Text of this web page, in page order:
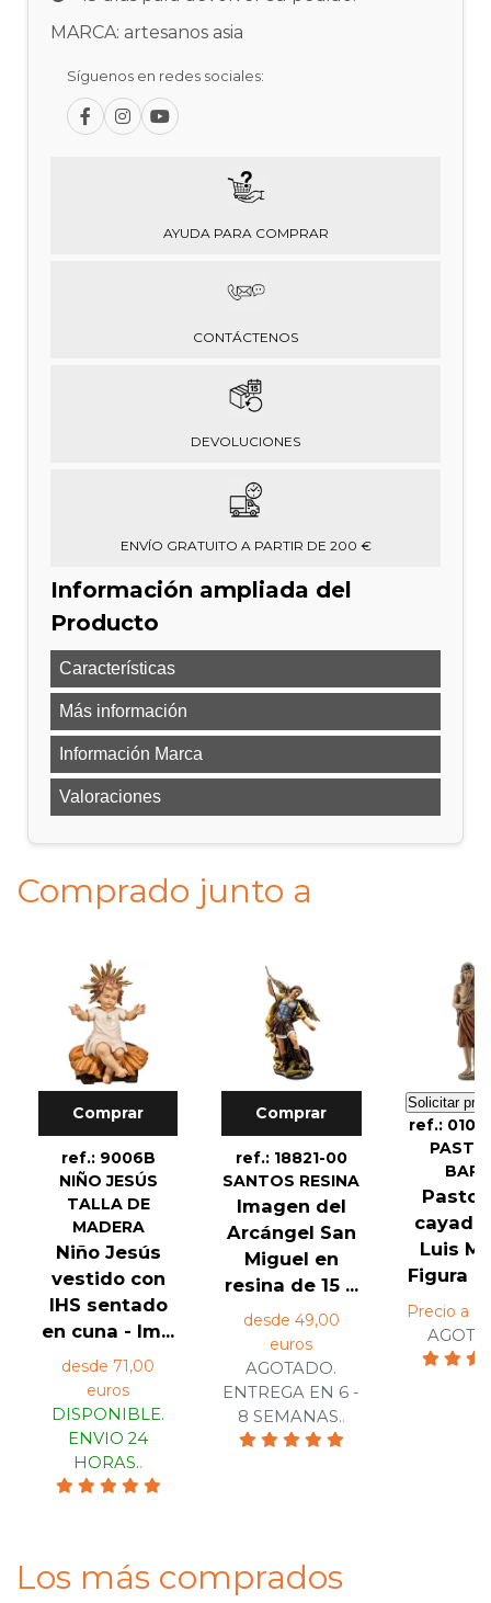
MARCA: artesanos asia
Síguenos en redes sociales:
AYUDA PARA COMPRAR
CONTÁCTENOS
DEVOLUCIONES
ENVÍO GRATUITO A PARTIR DE 200 €
Información ampliada del
Producto
Características
Más información
Información Marca
Valoraciones
Comprado junto a
Comprar
ref.: 9006B
NIÑO JESÚS
TALLA DE
MADERA
Niño Jesús
vestido con
IHS sentado
en cuna - Im...
desde 71,00
euros
DISPONIBLE.
ENVIO 24
HORAS..
Comprar
ref.: 18821-00
SANTOS RESINA
Imagen del
Arcángel San
Miguel en
resina de 15 ...
desde 49,00
euros
AGOTADO.
ENTREGA EN 6 -
8 SEMANAS..
Solicitar
ref.:
Pastor
cayado
Luis
Figura
Precio a
Los más comprados